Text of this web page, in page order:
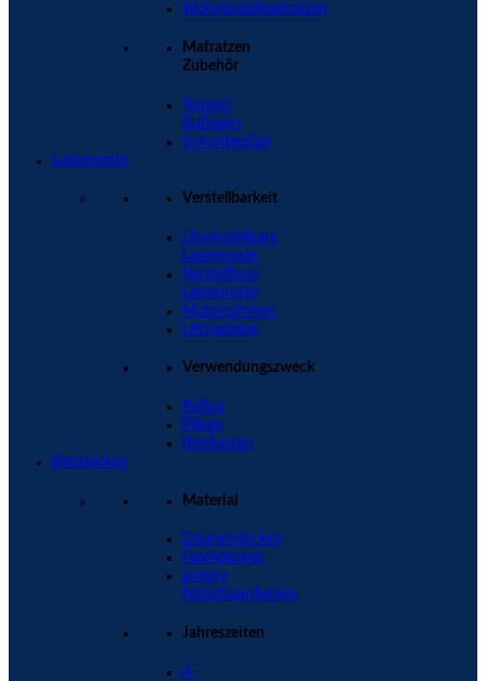
Wohnmobilmatratzen
Matratzen
Zubehör
Topper/
Auflagen
Schonbezüge
Lattenroste
Verstellbarkeit
Unverstellbare
Lattenroste
Verstellbare
Lattenroste
Motorrahmen
Liftsysteme
Verwendungszweck
Reflux
Pflege
Bettkasten
Bettdecken
Material
Daunendecken
Faserdecken
andere
Naturhaardecken
Jahreszeiten
4-